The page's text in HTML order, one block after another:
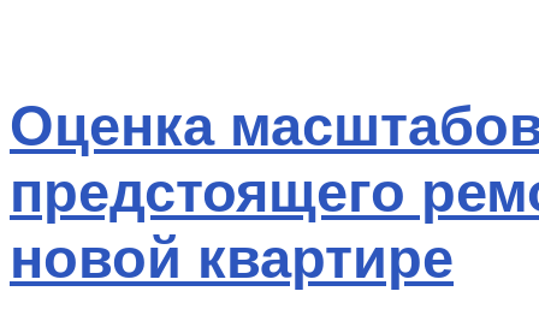
Оценка
предстоящего
новой квартире